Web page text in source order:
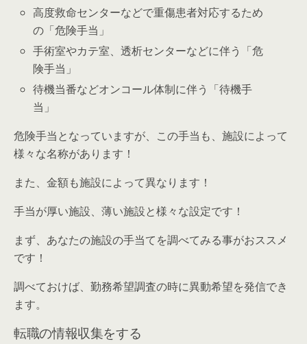
高度救命センターなどで重傷患者対応するため
の「危険手当」
手術室やカテ室、透析センターなどに伴う「危
険手当」
待機当番などオンコール体制に伴う「待機手
当」
危険手当となっていますが、この手当も、 施設によって
様々な名称があります！
また、 金額も施設によって異なります！
手当が厚い施設、薄い施設と様々な設定です！
まず、 あなたの施設の手当てを調べてみる事がおススメ
です！
調べておけば、勤務希望調査の時に異動希望を発信でき
ます。
転職の情報収集をする